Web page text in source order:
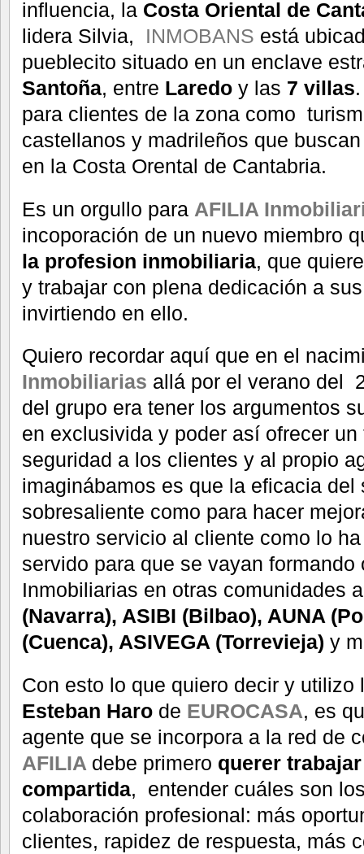
influencia, la Costa Oriental de
lidera Silvia,
INMOBANS está
pueblecito situado en un enclave
Santoña, entre Laredo y las 7 villas
para clientes de la zona como
castellanos y madrileños que
en la Costa Orental de Cantabria.
Es un orgullo para AFILIA
incoporación de un nuevo miembro
la profesion inmobiliaria, que
y trabajar con plena dedicación a
invirtiendo en ello.
Quiero recordar aquí que en el
Inmobiliarias allá por el verano del
del grupo era tener los argumentos
en exclusivida y poder así ofrecer
seguridad a los clientes y al propio
imaginábamos es que la eficacia del
sobresaliente como para hacer
nuestro servicio al cliente como lo
servido para que se vayan
Inmobiliarias en otras comunidades
(Navarra), ASIBI (Bilbao), AUNA
(Cuenca), ASIVEGA (Torrevieja) y
Con esto lo que quiero decir y
Esteban Haro de EUROCASA, es
agente que se incorpora a la red de
AFILIA debe primero querer
compartida, entender cuáles son
colaboración profesional: más
clientes, rapidez de respuesta, más